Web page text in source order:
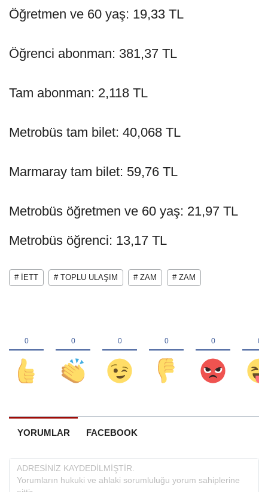
Öğretmen ve 60 yaş: 19,33 TL
Öğrenci abonman: 381,37 TL
Tam abonman: 2,118 TL
Metrobüs tam bilet: 40,068 TL
Marmaray tam bilet: 59,76 TL
Metrobüs öğretmen ve 60 yaş: 21,97 TL
Metrobüs öğrenci: 13,17 TL
# İETT # TOPLU ULAŞIM # ZAM # ZAM
YORUMLAR FACEBOOK